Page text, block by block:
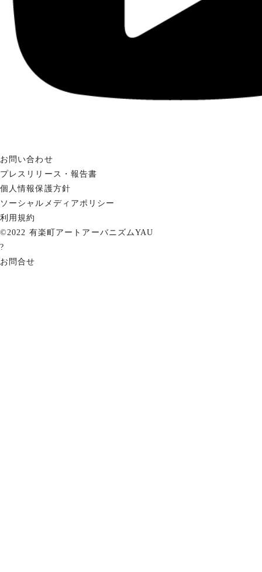
お問い合わせ
プレスリリース・報告書
個人情報保護方針
ソーシャルメディアポリシー
利用規約
©2022 有楽町アートアーバニズムYAU
?
お問合せ